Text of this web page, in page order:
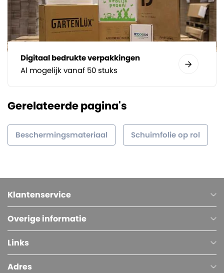
Digitaal bedrukte verpakkingen
Al mogelijk vanaf 50 stuks
Gerelateerde pagina's
Beschermingsmateriaal Schuimfolie op rol
Klantenservice
Overige informatie
Links
Adres